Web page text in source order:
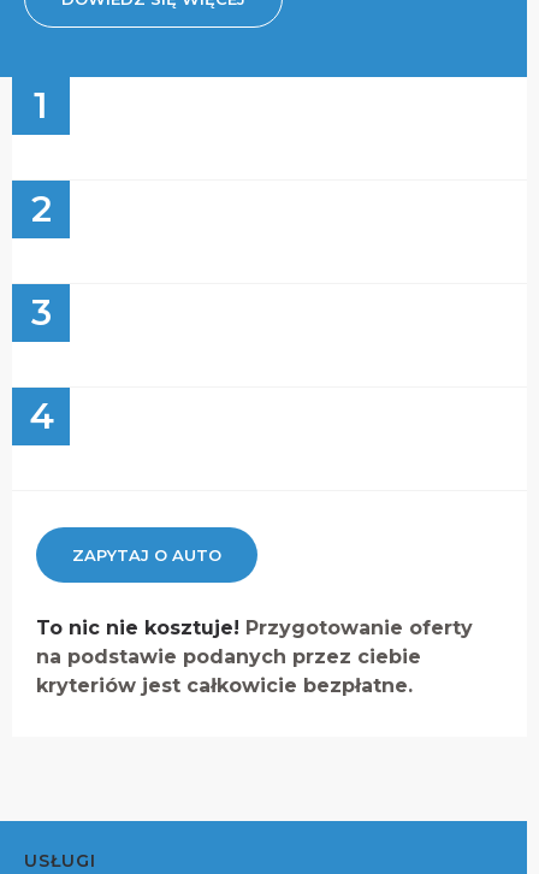
1
2
3
4
ZAPYTAJ O AUTO
To nic nie kosztuje! Przygotowanie oferty
na podstawie podanych przez ciebie
kryteriów jest całkowicie bezpłatne.
USŁUGI